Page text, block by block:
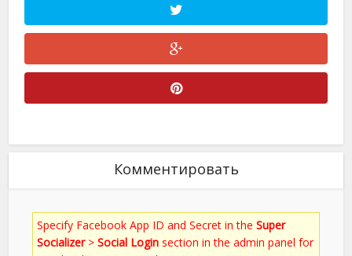
Комментировать
Specify Facebook App ID and Secret in theSuper
Socializer>Social Login section in the admin panel for